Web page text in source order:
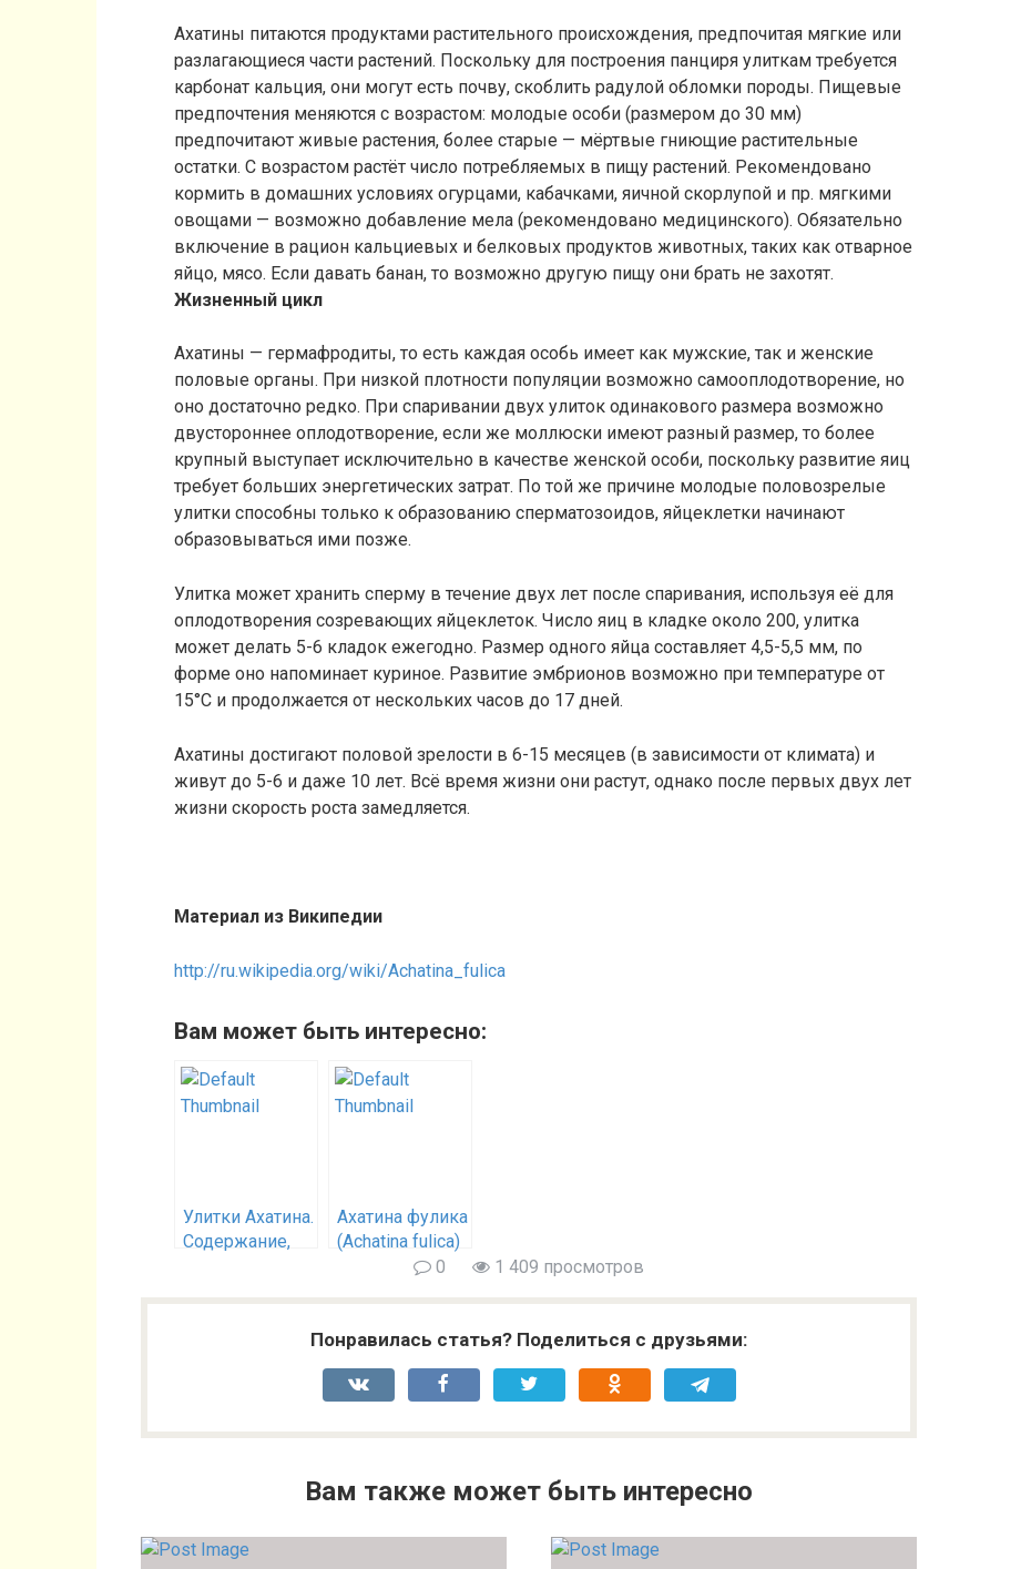
Ахатины питаются продуктами растительного происхождения, предпочитая мягкие или
разлагающиеся части растений. Поскольку для построения панциря улиткам требуется
карбонат кальция, они могут есть почву, скоблить радулой обломки породы. Пищевые
предпочтения меняются с возрастом: молодые особи (размером до 30 мм)
предпочитают живые растения, более старые — мёртвые гниющие растительные
остатки. С возрастом растёт число потребляемых в пищу растений. Рекомендовано
кормить в домашних условиях огурцами, кабачками, яичной скорлупой и пр. мягкими
овощами — возможно добавление мела (рекомендовано медицинского). Обязательно
включение в рацион кальциевых и белковых продуктов животных, таких как отварное
яйцо, мясо. Если давать банан, то возможно другую пищу они брать не захотят.
Жизненный цикл
Ахатины — гермафродиты, то есть каждая особь имеет как мужские, так и женские
половые органы. При низкой плотности популяции возможно самооплодотворение, но
оно достаточно редко. При спаривании двух улиток одинакового размера возможно
двустороннее оплодотворение, если же моллюски имеют разный размер, то более
крупный выступает исключительно в качестве женской особи, поскольку развитие яиц
требует больших энергетических затрат. По той же причине молодые половозрелые
улитки способны только к образованию сперматозоидов, яйцеклетки начинают
образовываться ими позже.
Улитка может хранить сперму в течение двух лет после спаривания, используя её для
оплодотворения созревающих яйцеклеток. Число яиц в кладке около 200, улитка
может делать 5-6 кладок ежегодно. Размер одного яйца составляет 4,5-5,5 мм, по
форме оно напоминает куриное. Развитие эмбрионов возможно при температуре от
15°C и продолжается от нескольких часов до 17 дней.
Ахатины достигают половой зрелости в 6-15 месяцев (в зависимости от климата) и
живут до 5-6 и даже 10 лет. Всё время жизни они растут, однако после первых двух лет
жизни скорость роста замедляется.
Материал из Википедии
http://ru.wikipedia.org/wiki/Achatina_fulica
Вам может быть интересно:
Улитки Ахатина.
Содержание,
Ахатина фулика
(Achatina fulica)
0
1 409 просмотров
Понравилась статья? Поделиться с друзьями:
Вам также может быть интересно